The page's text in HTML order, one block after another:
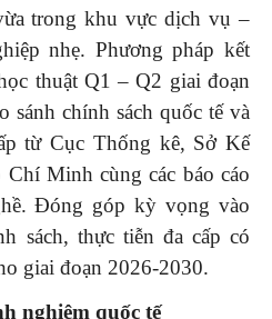
trong khu vực dịch vụ –
nhẹ. Phương pháp kết
thuật Q1 – Q2 giai đoạn
sánh chính sách quốc tế và
từ Cục Thống kê, Sở Kế
Minh cùng các báo cáo
Đóng góp kỳ vọng vào
sách, thực tiễn đa cấp có
giai đoạn 2026-2030.
nghiệm quốc tế